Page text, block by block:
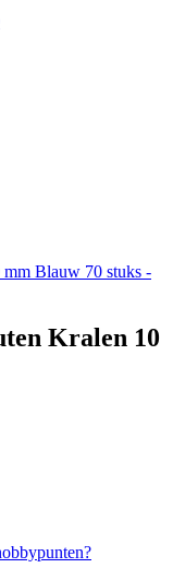
Kralen 10